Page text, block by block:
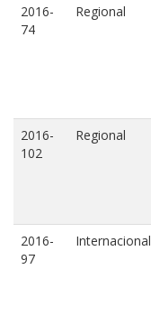
2016-
74
Regional
2016-
102
Regional
2016-
97
Internacional